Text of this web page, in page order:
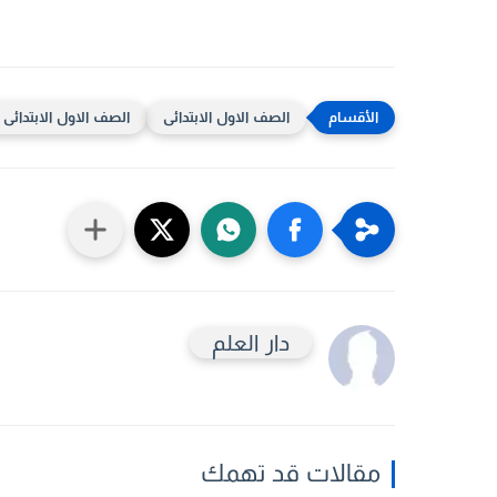
الصف الاول الابتدائى الصف الاول الابتدائى
دار العلم
مقالات قد تهمك